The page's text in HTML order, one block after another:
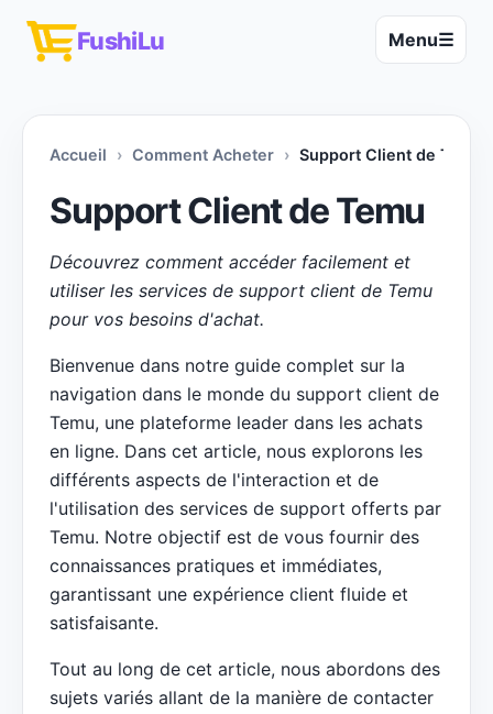
FushiLu Menu☰
Accueil Comment Acheter Support Client de Temu
Support Client de Temu
Découvrez comment accéder facilement et
utiliser les services de support client de Temu
pour vos besoins d'achat.
Bienvenue dans notre guide complet sur la
navigation dans le monde du support client de
Temu, une plateforme leader dans les achats
en ligne. Dans cet article, nous explorons les
différents aspects de l'interaction et de
l'utilisation des services de support offerts par
Temu. Notre objectif est de vous fournir des
connaissances pratiques et immédiates,
garantissant une expérience client fluide et
satisfaisante.
Tout au long de cet article, nous abordons des
sujets variés allant de la manière de contacter